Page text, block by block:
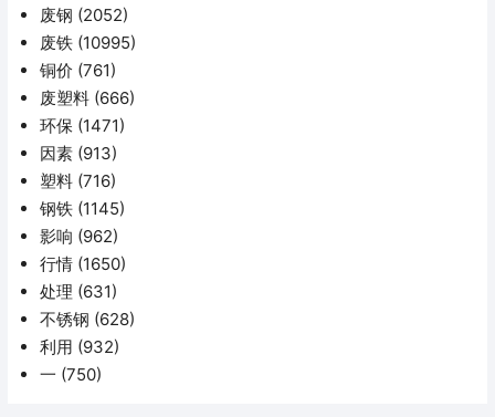
废钢 (2052)
废铁 (10995)
铜价 (761)
废塑料 (666)
环保 (1471)
因素 (913)
塑料 (716)
钢铁 (1145)
影响 (962)
行情 (1650)
处理 (631)
不锈钢 (628)
利用 (932)
一 (750)